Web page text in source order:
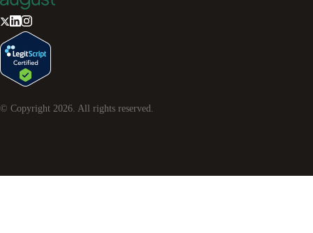
© Copyright 2026. All rights reserved.